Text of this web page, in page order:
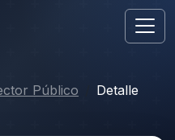
Público Detalle